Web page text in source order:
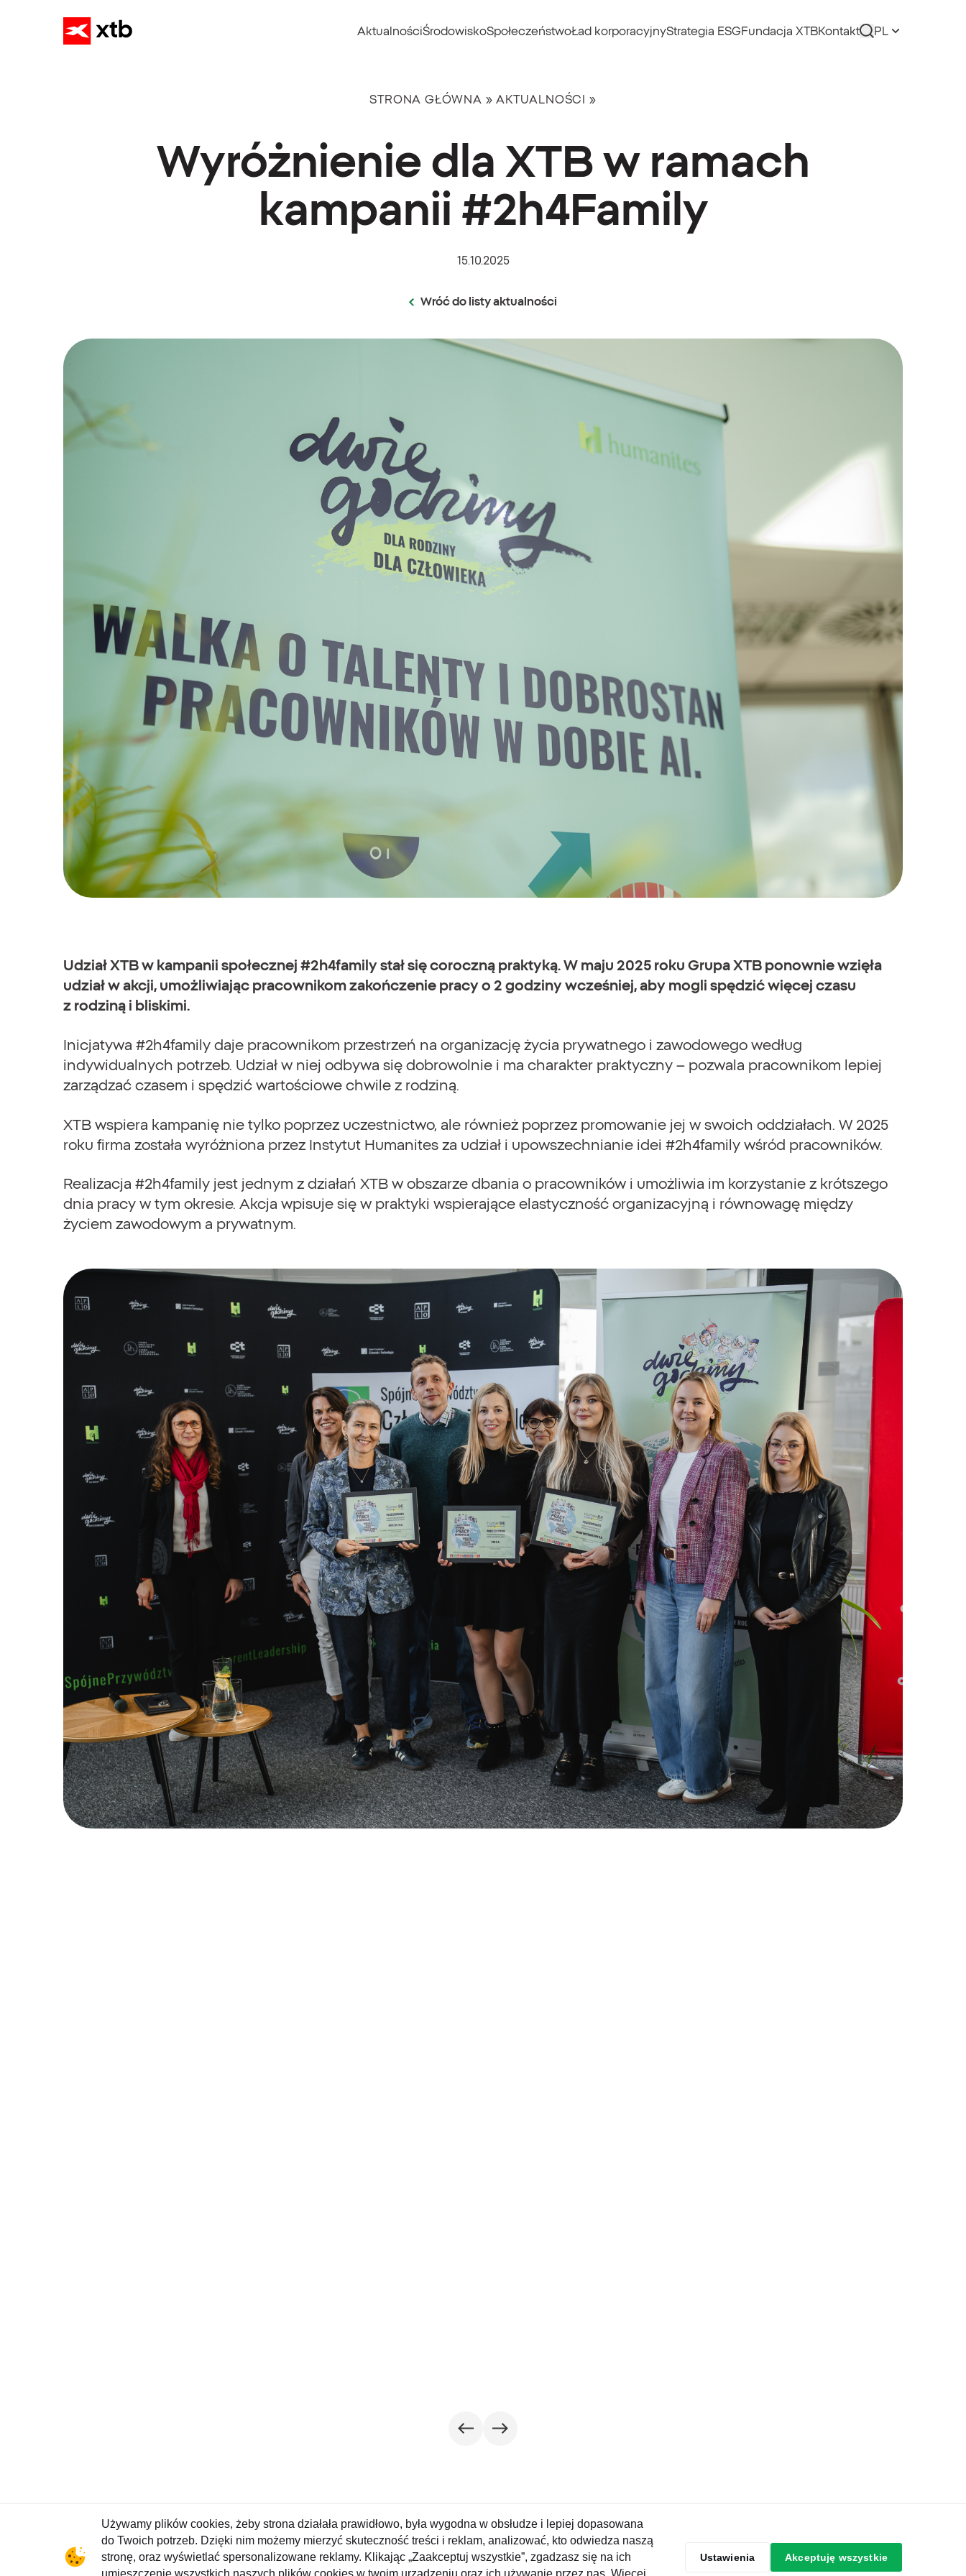
AktualnościŚrodowiskoSpołeczeństwoŁad korporacyjnyStrategia ESGFundacja XTBKontakt PL
STRONA GŁÓWNA »AKTUALNOŚCI »
Wyróżnienie dla XTB w ramach
kampanii #2h4Family
15.10.2025
Wróć do listy aktualności
Udział XTB w kampanii społecznej #2h4family stał się coroczną praktyką. W maju 2025 roku Grupa XTB ponownie wzięła
udział w akcji, umożliwiając pracownikom zakończenie pracy o 2 godziny wcześniej, aby mogli spędzić więcej czasu
z rodziną i bliskimi.
Inicjatywa #2h4family daje pracownikom przestrzeń na organizację życia prywatnego i zawodowego według
indywidualnych potrzeb. Udział w niej odbywa się dobrowolnie i ma charakter praktyczny – pozwala pracownikom lepiej
zarządzać czasem i spędzić wartościowe chwile z rodziną.
XTB wspiera kampanię nie tylko poprzez uczestnictwo, ale również poprzez promowanie jej w swoich oddziałach. W 2025
roku firma została wyróżniona przez Instytut Humanites za udział i upowszechnianie idei #2h4family wśród pracowników.
Realizacja #2h4family jest jednym z działań XTB w obszarze dbania o pracowników i umożliwia im korzystanie z krótszego
dnia pracy w tym okresie. Akcja wpisuje się w praktyki wspierające elastyczność organizacyjną i równowagę między
życiem zawodowym a prywatnym.
Używamy plików cookies, żeby strona działała prawidłowo, była wygodna w obsłudze i lepiej dopasowana
do Twoich potrzeb. Dzięki nim możemy mierzyć skuteczność treści i reklam, analizować, kto odwiedza naszą
stronę, oraz wyświetlać spersonalizowane reklamy. Klikając „Zaakceptuj wszystkie”, zgadzasz się na ich
umieszczenie wszystkich naszych plików cookies w twoim urządzeniu oraz ich używanie przez nas. Więcej
Ustawienia Akceptuję wszystkie
XTB S.A.
Copyright © 2026
Idź do profilu na YouTube
Idź do profilu na
Idź do profilu na
Skontaktuj się z nami